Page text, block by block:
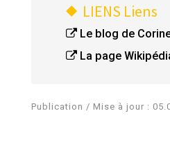
LIENS Liens
Le blog de
La page
Publication / Mise à jour :